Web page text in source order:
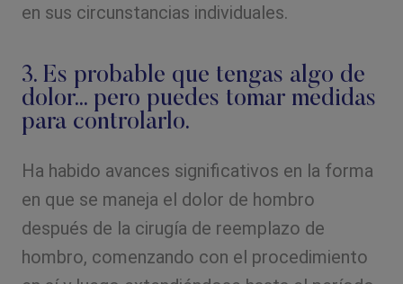
en sus circunstancias individuales.
3. Es probable que tengas algo de
dolor... pero puedes tomar medidas
para controlarlo.
Ha habido avances significativos en la forma
en que se maneja el dolor de hombro
después de la cirugía de reemplazo de
hombro, comenzando con el procedimiento